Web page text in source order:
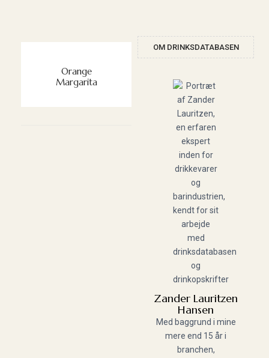
Orange
Margarita
OM DRINKSDATABASEN
Zander Lauritzen
Hansen
Med baggrund i mine
mere end 15 år i
branchen,